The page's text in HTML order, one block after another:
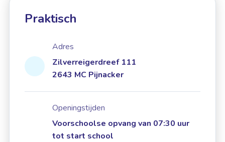
Praktisch
Adres
Zilverreigerdreef 111
2643 MC Pijnacker
Openingstijden
Voorschoolse opvang van 07:30 uur
tot start school